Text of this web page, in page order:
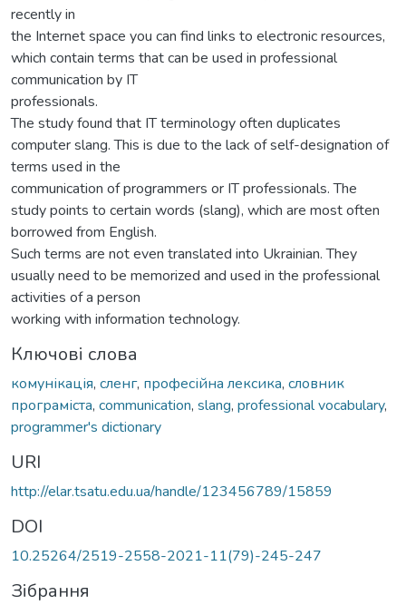
recently in
the Internet space you can find links to electronic resources,
which contain terms that can be used in professional
communication by IT
professionals.
The study found that IT terminology often duplicates
computer slang. This is due to the lack of self-designation of
terms used in the
communication of programmers or IT professionals. The
study points to certain words (slang), which are most often
borrowed from English.
Such terms are not even translated into Ukrainian. They
usually need to be memorized and used in the professional
activities of a person
working with information technology.
Ключові слова
комунікація, сленг, професійна лексика, словник
програміста, communication, slang, professional vocabulary,
programmer's dictionary
URI
http://elar.tsatu.edu.ua/handle/123456789/15859
DOI
10.25264/2519-2558-2021-11(79)-245-247
Зібрання